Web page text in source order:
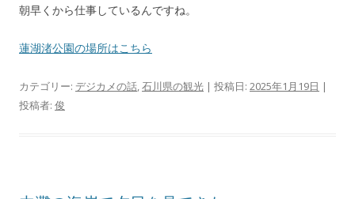
朝早くから仕事しているんですね。
蓮湖渚公園の場所はこちら
カテゴリー: デジカメの話 石川県の観光 | 投稿日: 2025年1月19日 |
投稿者: 俊